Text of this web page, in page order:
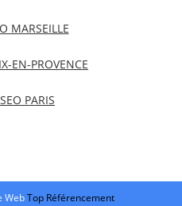
MARSEILLE
EN-PROVENCE
PARIS
WebTop Référencement